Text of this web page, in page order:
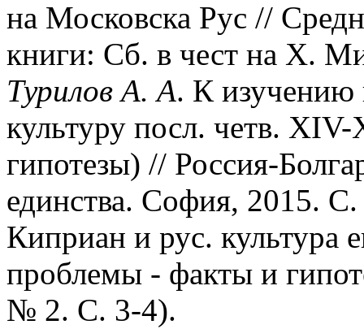
на Московска Рус //
книги: Сб. в чест на Х.
Турилов А. А. К изучению
культуру посл. четв.
гипотезы) // Россия-
единства. София, 2015.
Киприан и рус. культура
проблемы - факты и
№ 2. С. 3-4).